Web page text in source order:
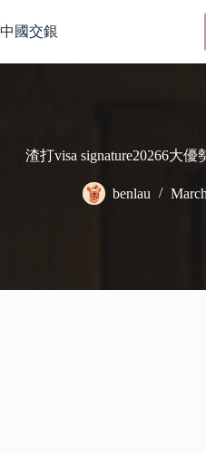
to
content
中國交銀
渣打visa signature20266大優
benlau